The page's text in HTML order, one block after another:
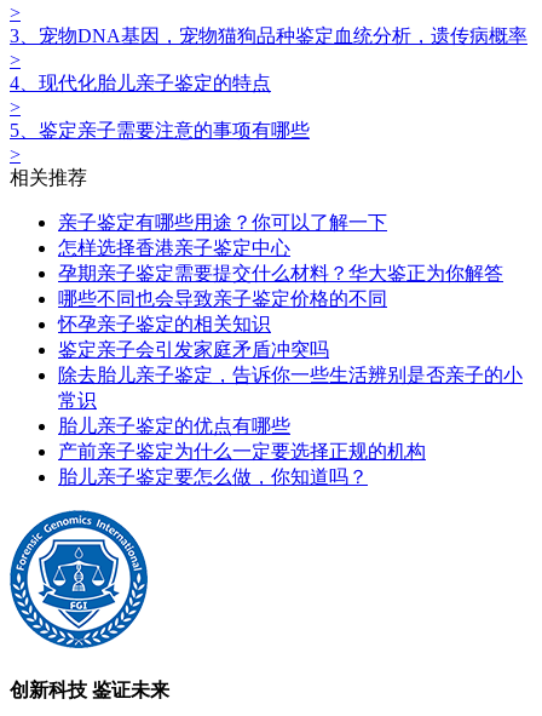
>
3、宠物DNA基因，宠物猫狗品种鉴定血统分析，遗传病概率
>
4、现代化胎儿亲子鉴定的特点
>
5、鉴定亲子需要注意的事项有哪些
>
相关推荐
亲子鉴定‍有哪些用途？你可以了解一下
怎样选择香港亲子鉴定中心
孕期亲子鉴定需要提交什么材料？华大鉴正为你解答
哪些不同也会导致亲子鉴定价格的不同
怀孕亲子鉴定的相关知识
鉴定亲子会引发家庭矛盾冲突吗
除去胎儿亲子鉴定，告诉你一些生活辨别是否亲子的小
常识
胎儿亲子鉴定的优点有哪些
产前亲子鉴定为什么一定要选择正规的机构
胎儿亲子鉴定要怎么做，你知道吗？
创新科技 鉴证未来